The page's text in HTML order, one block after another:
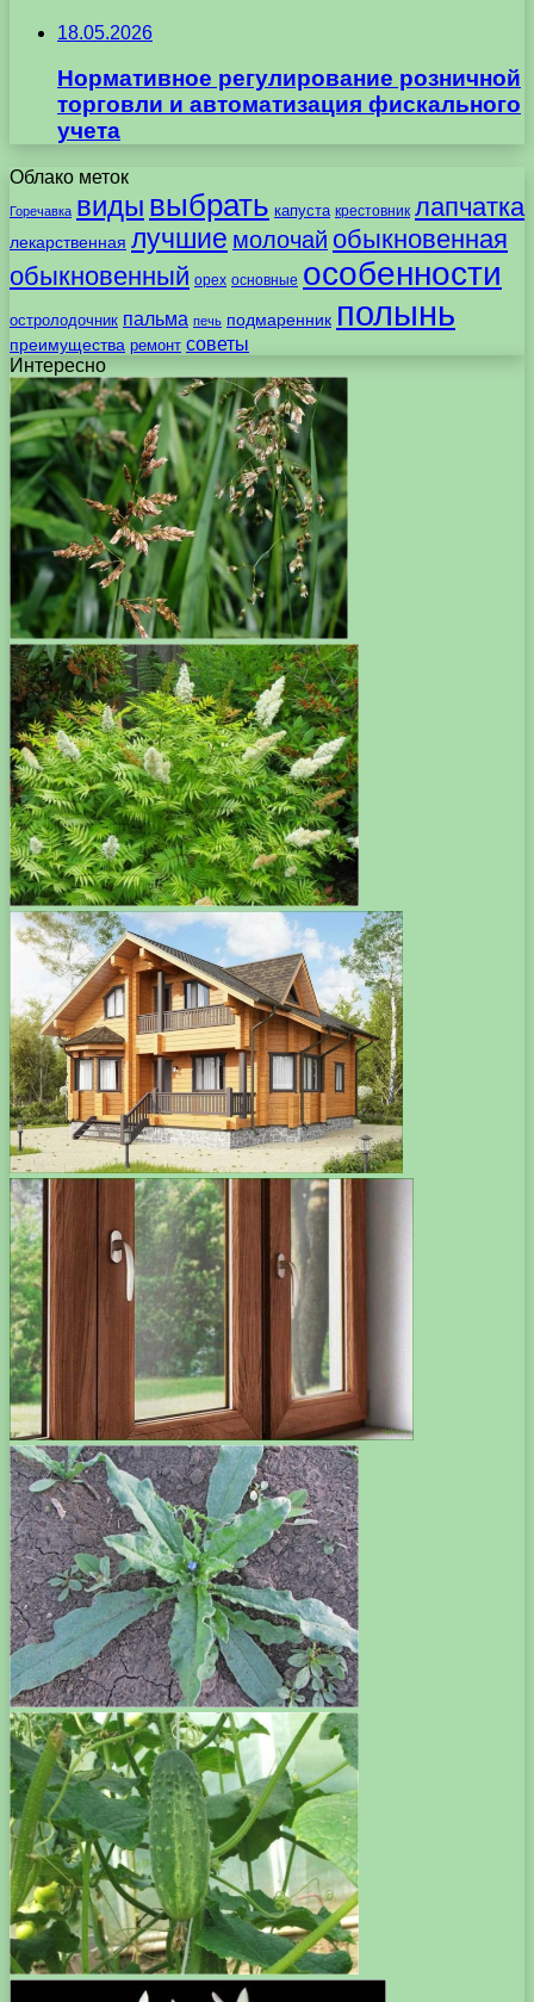
18.05.2026
Нормативное регулирование розничной
торговли и автоматизация фискального
учета
Облако меток
Горечавка виды выбрать капуста крестовник лапчатка
лекарственная лучшие молочай обыкновенная
обыкновенный орех основные особенности
остролодочник пальма печь подмаренник полынь
преимущества ремонт советы
Интересно